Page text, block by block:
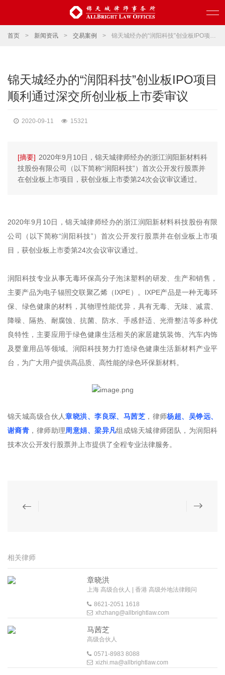
首页 > 新闻资讯 > 交易案例 > 锦天城经办的“润阳科技”创业板IPO项目顺利通过深交所创业板上市委审议
锦天城经办的“润阳科技”创业板IPO项目
顺利通过深交所创业板上市委审议
2020-09-11 15321
[摘要] 2020年9月10日，锦天城律师经办的浙江润阳新材料科
技股份有限公司（以下简称“润阳科技”）首次公开发行股票并
在创业板上市项目，获创业板上市委第24次会议审议通过。
2020年9月10日，锦天城律师经办的浙江润阳新材料科技股份有限
公司（以下简称“润阳科技”）首次公开发行股票并在创业板上市项
目，获创业板上市委第24次会议审议通过。
润阳科技专业从事无毒环保高分子泡沫塑料的研发、生产和销售，
主要产品为电子辐照交联聚乙烯（IXPE）。IXPE产品是一种无毒环
保、绿色健康的材料，其物理性能优异，具有无毒、无味、减震、
降噪、隔热、耐腐蚀、抗菌、防水、手感舒适、光滑整洁等多种优
良特性，主要应用于绿色健康生活相关的家居建筑装饰、汽车内饰
及婴童用品等领域。润阳科技努力打造绿色健康生活新材料产业平
台，为广大用户提供高品质、高性能的绿色环保新材料。
锦天城高级合伙人章晓洪、李良琛、马茜芝 ，律师杨超、吴铮远、
谢裔青 ，律师助理周意娟、梁异凡组成锦天城律师团队，为润阳科
技本次公开发行股票并上市提供了全程专业法律服务。
相关律师
章晓洪
上海 高级合伙人 | 香港 高级外地法律顾问
8621-2051 1618
xhzhang@allbrightlaw.com
马茜芝
高级合伙人
0571-8983 8088
xizhi.ma@allbrightlaw.com